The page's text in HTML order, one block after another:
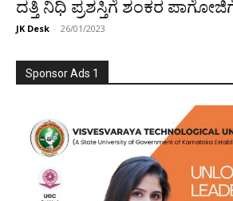
ದತ್ತಿ ನಿಧಿ ಪ್ರಶಸ್ತಿಗೆ ಶಂಕರ
JK Desk - 26/01/2023
Sponsor Ads 1